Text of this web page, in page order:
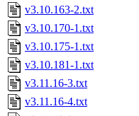
v3.10.163-2.txt
v3.10.170-1.txt
v3.10.175-1.txt
v3.10.181-1.txt
v3.11.16-3.txt
v3.11.16-4.txt